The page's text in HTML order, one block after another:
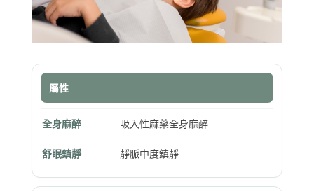
屬性
全身麻醉 吸入性麻藥全身麻醉
舒眠鎮靜 靜脈中度鎮靜